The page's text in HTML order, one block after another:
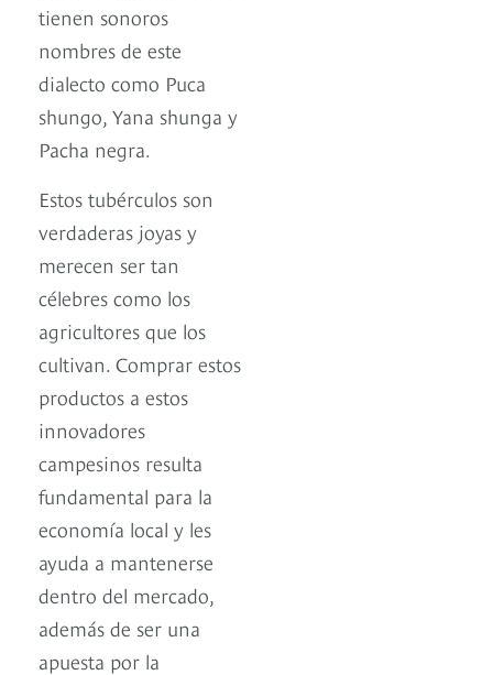
tienen sonoros
nombres de este
dialecto como Puca
shungo, Yana shunga y
Pacha negra.
Estos tubérculos son
verdaderas joyas y
merecen ser tan
célebres como los
agricultores que los
cultivan. Comprar estos
productos a estos
innovadores
campesinos resulta
fundamental para la
economía local y les
ayuda a mantenerse
dentro del mercado,
además de ser una
apuesta por la